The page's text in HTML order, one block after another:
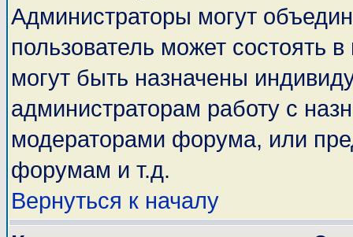
Администраторы могут
пользователь может состоять
могут быть назначены
администраторам работу с
модераторами форума, или
форумам и т.д.
Вернуться к началу